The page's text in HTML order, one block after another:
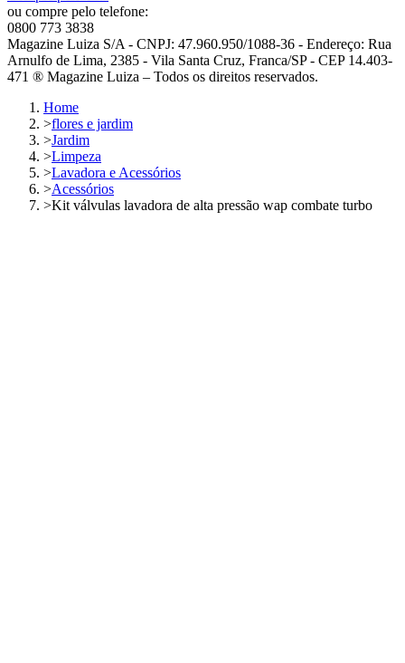
ou compre pelo telefone:
0800 773 3838
Magazine Luiza S/A - CNPJ: 47.960.950/1088-36 - Endereço: Rua
Arnulfo de Lima, 2385 - Vila Santa Cruz, Franca/SP - CEP 14.403-
471 ® Magazine Luiza – Todos os direitos reservados.
Home
>flores e jardim
>Jardim
>Limpeza
>Lavadora e Acessórios
>Acessórios
>Kit válvulas lavadora de alta pressão wap combate turbo